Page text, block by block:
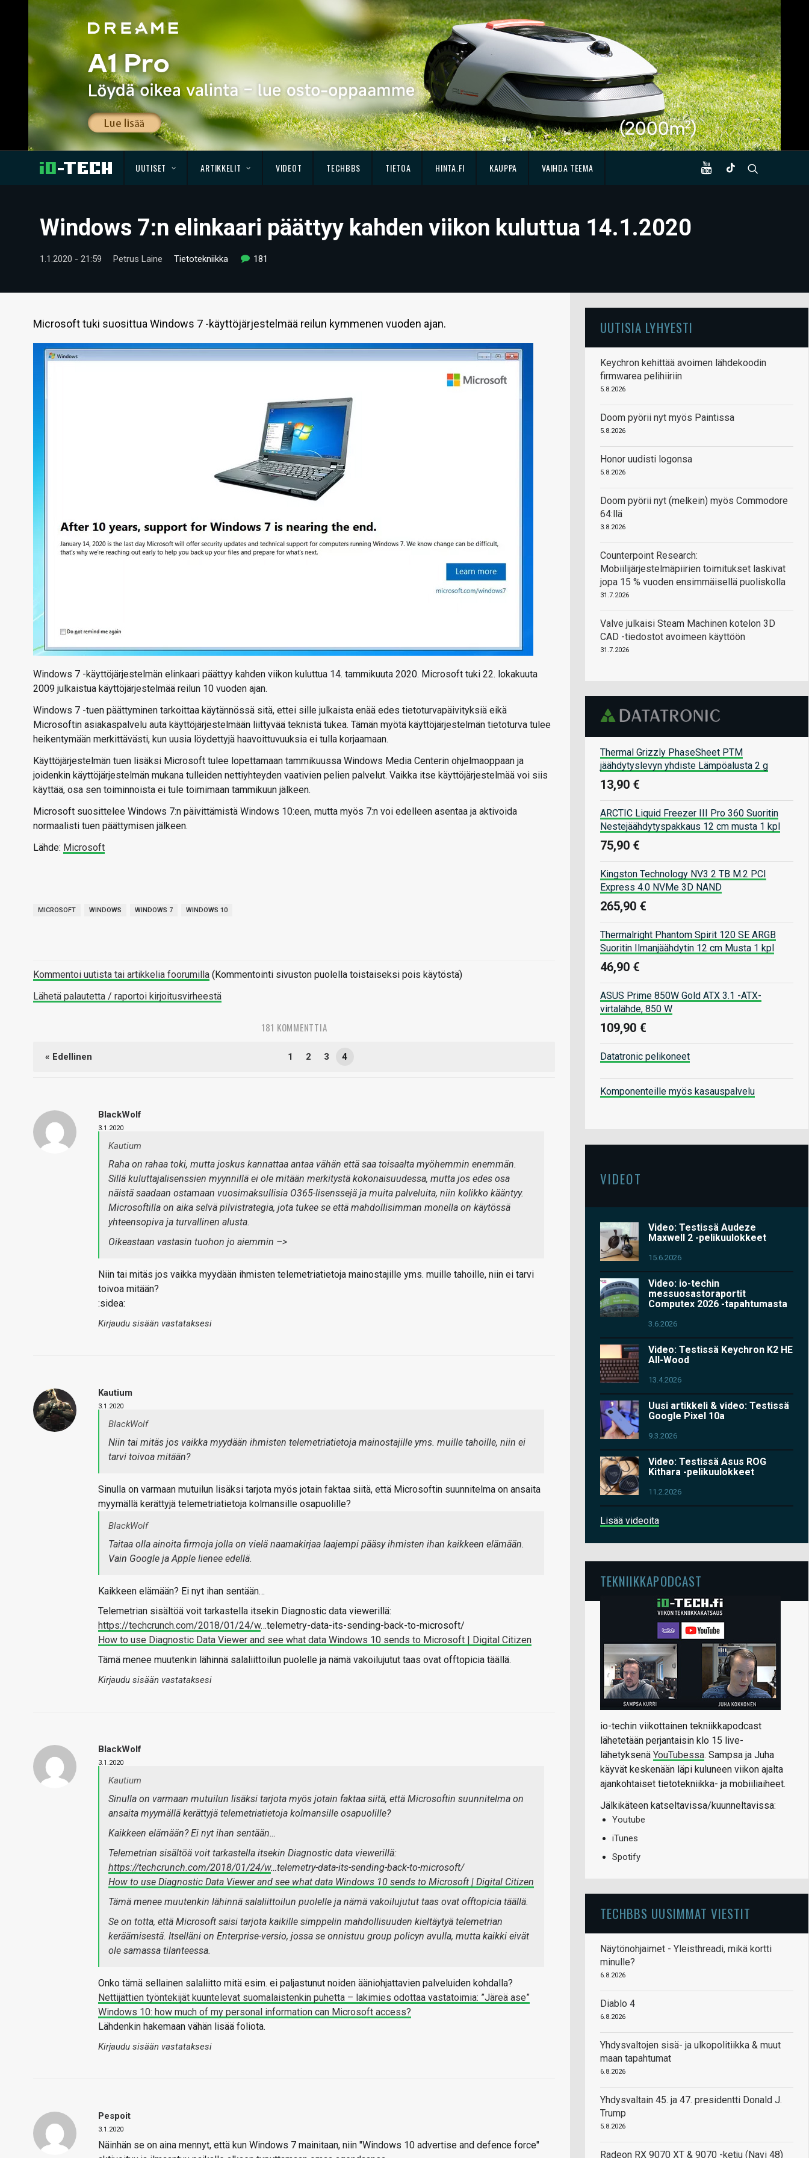
UUTISET ARTIKKELIT VIDEOT TECHBBS TIETOA HINTA.FI KAUPPA VAIHDA TEEMA
Windows 7:n elinkaari päättyy kahden viikon kuluttua 14.1.2020
1.1.2020 - 21:59 Petrus Laine Tietotekniikka 181
Microsoft tuki suosittua Windows 7 -käyttöjärjestelmää reilun kymmenen vuoden ajan.
Windows 7 -käyttöjärjestelmän elinkaari päättyy kahden viikon kuluttua 14. tammikuuta 2020. Microsoft tuki 22. lokakuuta
2009 julkaistua käyttöjärjestelmää reilun 10 vuoden ajan.
Windows 7 -tuen päättyminen tarkoittaa käytännössä sitä, ettei sille julkaista enää edes tietoturvapäivityksiä eikä
Microsoftin asiakaspalvelu auta käyttöjärjestelmään liittyvää teknistä tukea. Tämän myötä käyttöjärjestelmän tietoturva tulee
heikentymään merkittävästi, kun uusia löydettyjä haavoittuvuuksia ei tulla korjaamaan.
Käyttöjärjestelmän tuen lisäksi Microsoft tulee lopettamaan tammikuussa Windows Media Centerin ohjelmaoppaan ja
joidenkin käyttöjärjestelmän mukana tulleiden nettiyhteyden vaativien pelien palvelut. Vaikka itse käyttöjärjestelmää voi siis
käyttää, osa sen toiminnoista ei tule toimimaan tammikuun jälkeen.
Microsoft suosittelee Windows 7:n päivittämistä Windows 10:een, mutta myös 7:n voi edelleen asentaa ja aktivoida
normaalisti tuen päättymisen jälkeen.
Lähde: Microsoft
MICROSOFT WINDOWS WINDOWS 7 WINDOWS 10
Kommentoi uutista tai artikkelia foorumilla (Kommentointi sivuston puolella toistaiseksi pois käytöstä)
Lähetä palautetta / raportoi kirjoitusvirheestä
181 KOMMENTTIA
« Edellinen 1 2 3 4
BlackWolf
3.1.2020
Kautium
Raha on rahaa toki, mutta joskus kannattaa antaa vähän että saa toisaalta myöhemmin enemmän.
Sillä kuluttajalisenssien myynnillä ei ole mitään merkitystä kokonaisuudessa, mutta jos edes osa
näistä saadaan ostamaan vuosimaksullisia O365-lisenssejä ja muita palveluita, niin kolikko kääntyy.
Microsoftilla on aika selvä pilvistrategia, jota tukee se että mahdollisimman monella on käytössä
yhteensopiva ja turvallinen alusta.
Oikeastaan vastasin tuohon jo aiemmin –>
Niin tai mitäs jos vaikka myydään ihmisten telemetriatietoja mainostajille yms. muille tahoille, niin ei tarvi
toivoa mitään?
:sidea:
Kirjaudu sisään vastataksesi
Kautium
3.1.2020
BlackWolf
Niin tai mitäs jos vaikka myydään ihmisten telemetriatietoja mainostajille yms. muille tahoille, niin ei
tarvi toivoa mitään?
Sinulla on varmaan mutuilun lisäksi tarjota myös jotain faktaa siitä, että Microsoftin suunnitelma on ansaita
myymällä kerättyjä telemetriatietoja kolmansille osapuolille?
BlackWolf
Taitaa olla ainoita firmoja jolla on vielä naamakirjaa laajempi pääsy ihmisten ihan kaikkeen elämään.
Vain Google ja Apple lienee edellä.
Kaikkeen elämään? Ei nyt ihan sentään…
Telemetrian sisältöä voit tarkastella itsekin Diagnostic data viewerillä:
https://techcrunch.com/2018/01/24/w…telemetry-data-its-sending-back-to-microsoft/
How to use Diagnostic Data Viewer and see what data Windows 10 sends to Microsoft | Digital Citizen
Tämä menee muutenkin lähinnä salaliittoilun puolelle ja nämä vakoilujutut taas ovat offtopicia täällä.
Kirjaudu sisään vastataksesi
BlackWolf
3.1.2020
Kautium
Sinulla on varmaan mutuilun lisäksi tarjota myös jotain faktaa siitä, että Microsoftin suunnitelma on
ansaita myymällä kerättyjä telemetriatietoja kolmansille osapuolille?
Kaikkeen elämään? Ei nyt ihan sentään…
Telemetrian sisältöä voit tarkastella itsekin Diagnostic data viewerillä:
https://techcrunch.com/2018/01/24/w…telemetry-data-its-sending-back-to-microsoft/
How to use Diagnostic Data Viewer and see what data Windows 10 sends to Microsoft | Digital Citizen
Tämä menee muutenkin lähinnä salaliittoilun puolelle ja nämä vakoilujutut taas ovat offtopicia täällä.
Se on totta, että Microsoft saisi tarjota kaikille simppelin mahdollisuuden kieltäytyä telemetrian
keräämisestä. Itselläni on Enterprise-versio, jossa se onnistuu group policyn avulla, mutta kaikki eivät
ole samassa tilanteessa.
Onko tämä sellainen salaliitto mitä esim. ei paljastunut noiden ääniohjattavien palveluiden kohdalla?
Nettijättien työntekijät kuuntelevat suomalaistenkin puhetta – lakimies odottaa vastatoimia: ”Järeä ase”
Windows 10: how much of my personal information can Microsoft access?
Lähdenkin hakemaan vähän lisää foliota.
Kirjaudu sisään vastataksesi
Pespoit
3.1.2020
Näinhän se on aina mennyt, että kun Windows 7 mainitaan, niin "Windows 10 advertise and defence force"
UUTISIA LYHYESTI
Keychron kehittää avoimen lähdekoodin
firmwarea pelihiiriin
5.8.2026
Doom pyörii nyt myös Paintissa
5.8.2026
Honor uudisti logonsa
5.8.2026
Doom pyörii nyt (melkein) myös Commodore
64:llä
3.8.2026
Counterpoint Research:
Mobiilijärjestelmäpiirien toimitukset laskivat
jopa 15 % vuoden ensimmäisellä puoliskolla
31.7.2026
Valve julkaisi Steam Machinen kotelon 3D
CAD -tiedostot avoimeen käyttöön
31.7.2026
Thermal Grizzly PhaseSheet PTM
jäähdytyslevyn yhdiste Lämpöalusta 2 g
13,90 €
ARCTIC Liquid Freezer III Pro 360 Suoritin
Nestejäähdytyspakkaus 12 cm musta 1 kpl
75,90 €
Kingston Technology NV3 2 TB M.2 PCI
Express 4.0 NVMe 3D NAND
265,90 €
Thermalright Phantom Spirit 120 SE ARGB
Suoritin Ilmanjäähdytin 12 cm Musta 1 kpl
46,90 €
ASUS Prime 850W Gold ATX 3.1 -ATX-
virtalähde, 850 W
109,90 €
Datatronic pelikoneet
Komponenteille myös kasauspalvelu
VIDEOT
Video: Testissä Audeze
Maxwell 2 -pelikuulokkeet
15.6.2026
Video: io-techin
messuosastoraportit
Computex 2026 -tapahtumasta
3.6.2026
Video: Testissä Keychron K2 HE
All-Wood
13.4.2026
Uusi artikkeli & video: Testissä
Google Pixel 10a
9.3.2026
Video: Testissä Asus ROG
Kithara -pelikuulokkeet
11.2.2026
Lisää videoita
TEKNIIKKAPODCAST
io-techin viikottainen tekniikkapodcast
lähetetään perjantaisin klo 15 live-
lähetyksenä YouTubessa. Sampsa ja Juha
käyvät keskenään läpi kuluneen viikon ajalta
ajankohtaiset tietotekniikka- ja mobiiliaiheet.
Jälkikäteen katseltavissa/kuunneltavissa:
Youtube
iTunes
Spotify
TECHBBS UUSIMMAT VIESTIT
Näytönohjaimet - Yleisthreadi, mikä kortti
minulle?
6.8.2026
Diablo 4
6.8.2026
Yhdysvaltojen sisä- ja ulkopolitiikka & muut
maan tapahtumat
6.8.2026
Yhdysvaltain 45. ja 47. presidentti Donald J.
Trump
5.8.2026
Radeon RX 9070 XT & 9070 -ketju (Navi 48)